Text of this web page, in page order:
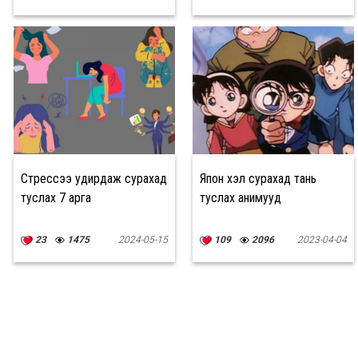
Стрессээ удирдаж сурахад
туслах 7 арга
23 1475 2024-05-15
Япон хэл сурахад тань
туслах анимууд
109 2096 2023-04-04